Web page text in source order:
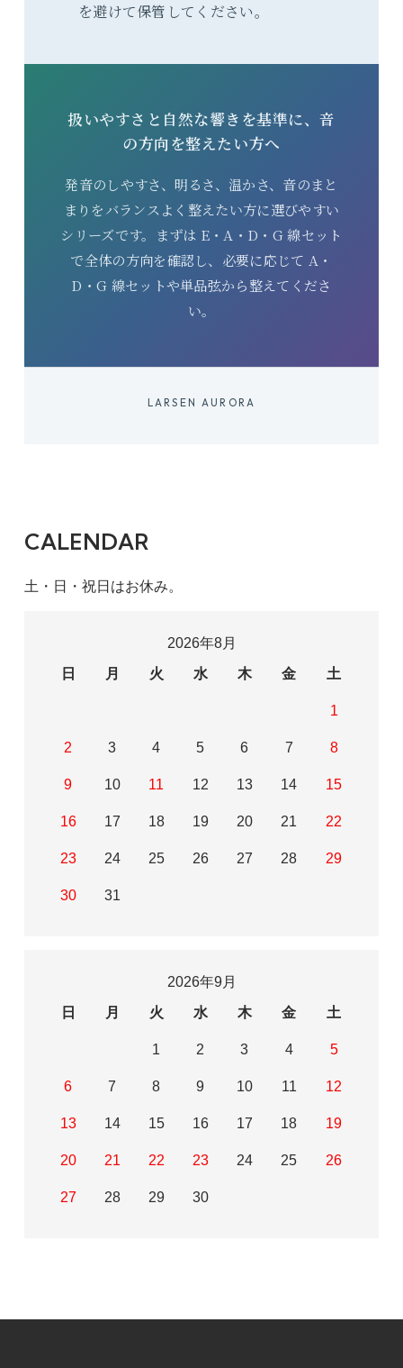
を避けて保管してください。
扱いやすさと自然な響きを基準に、音
の方向を整えたい方へ
発音のしやすさ、明るさ、温かさ、音のまと
まりをバランスよく整えたい方に選びやすい
シリーズです。まずは E・A・D・G 線セット
で全体の方向を確認し、必要に応じて A・
D・G 線セットや単品弦から整えてくださ
い。
LARSEN AURORA
CALENDAR
土・日・祝日はお休み。
2026年8月
日
月 火 水 木 金 土
1
2 3 4 5 6 7 8
9 10 11 12 13 14 15
16 17 18 19 20 21 22
23 24 25 26 27 28 29
30 31
2026年9月
日
月 火 水 木 金 土
1 2 3 4 5
6 7 8 9 10 11 12
13 14 15 16 17 18 19
20 21 22 23 24 25 26
27 28 29 30